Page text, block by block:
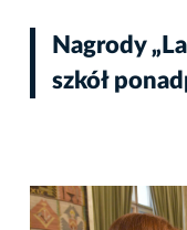
Nagrody
szkół